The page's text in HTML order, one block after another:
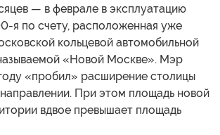
— в феврале в эксплуатацию
я по счету, расположенная уже
кольцевой автомобильной
«Новой Москве». Мэр
«пробил» расширение столицы
При этом площадь новой
вдвое превышает площадь